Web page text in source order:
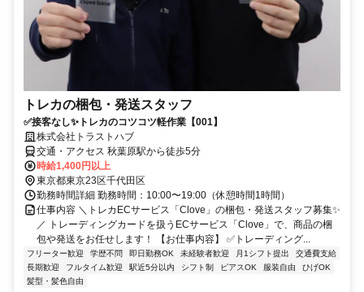
トレカの梱包・発送スタッフ
✅接客なし✨トレカのコツコツ軽作業【001】
株式会社トラストハブ
交通・アクセス 秋葉原駅から徒歩5分
時給1,400円以上
東京都東京23区千代田区
勤務時間詳細 勤務時間：10:00〜19:00（休憩時間1時間）
仕事内容 ＼トレカECサービス「Clove」の梱包・発送スタッフ募集✨
／ トレーディングカードを扱うECサービス「Clove」で、商品の梱
包や発送をお任せします！ 【お仕事内容】 ✅トレーディング...
フリーター歓迎 学歴不問 即日勤務OK 未経験者歓迎 月1シフト提出
交通費支給
長期歓迎
フルタイム歓迎 駅近5分以内 シフト制 ピアスOK 服装自由
ひげOK
髪型・髪色自由